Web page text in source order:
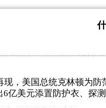
，美国总统克林顿为防
6亿美元添置防护衣、探